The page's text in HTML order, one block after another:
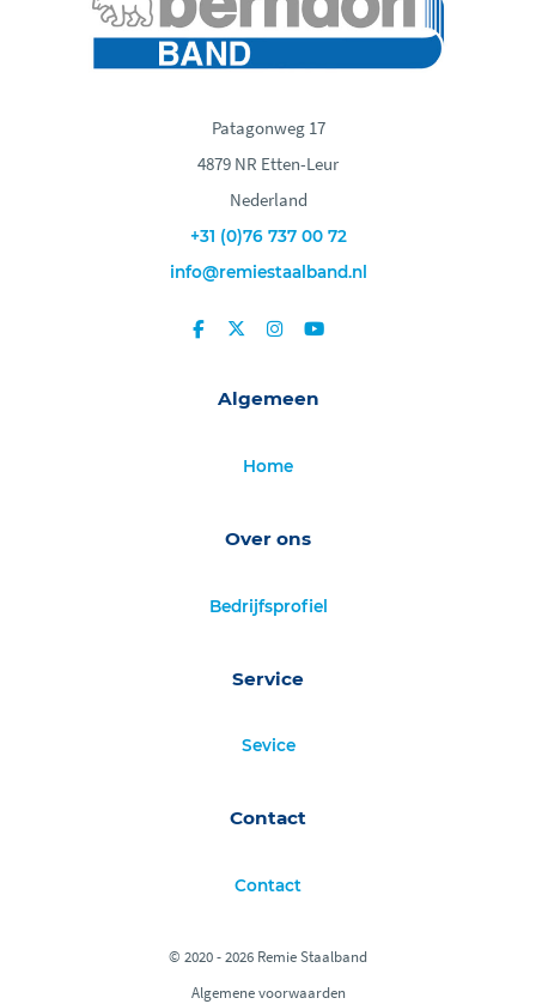
Patagonweg 17
4879 NR Etten-Leur
Nederland
+31 (0)76 737 00 72
info@remiestaalband.nl
Algemeen
Home
Over ons
Bedrijfsprofiel
Service
Sevice
Contact
Contact
© 2020 - 2026 Remie Staalband
Algemene voorwaarden